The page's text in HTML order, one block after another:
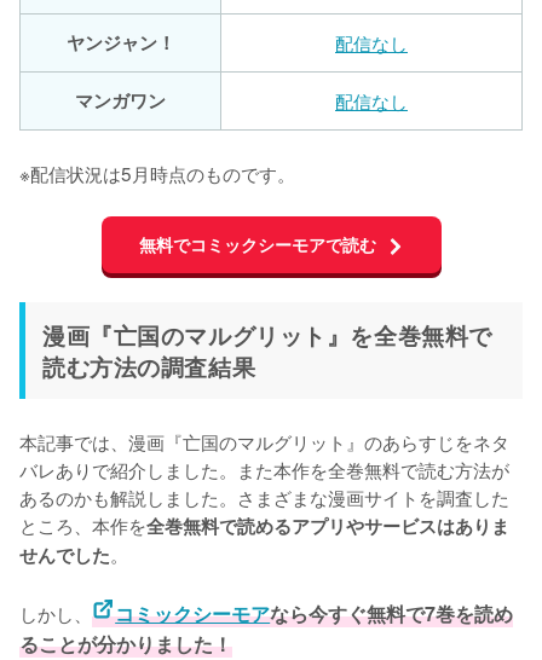
ヤンジャン！ 配信なし
マンガワン 配信なし
※配信状況は5月時点のものです。
無料でコミックシーモアで読む
漫画『亡国のマルグリット』を全巻無料で
読む方法の調査結果
本記事では、漫画『亡国のマルグリット』のあらすじをネタ
バレありで紹介しました。また本作を全巻無料で読む方法が
あるのかも解説しました。さまざまな漫画サイトを調査した
ところ、本作を全巻無料で読めるアプリやサービスはありま
せんでした。
しかし、 コミックシーモアなら今すぐ無料で7巻を読め
ることが分かりました！